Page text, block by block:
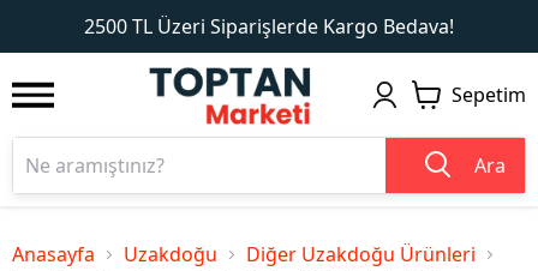
2500 TL Üzeri Siparişlerde Kargo Bedava!
1
Sepetim
Ara
Anasayfa Uzakdoğu
Diğer Uzakdoğu Ürünleri